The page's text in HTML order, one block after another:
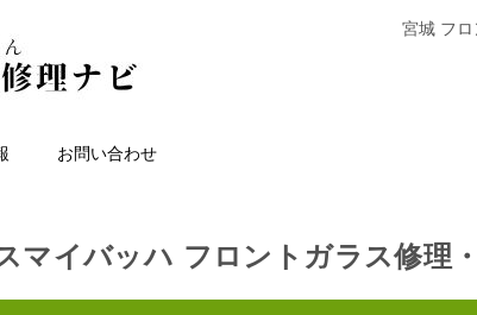
宮城 フ
お問い合わせ
マイバッハ フロントガラス修理